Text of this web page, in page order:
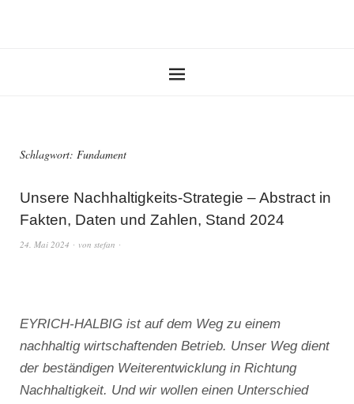
Schlagwort: Fundament
Unsere Nachhaltigkeits-Strategie – Abstract in
Fakten, Daten und Zahlen, Stand 2024
24. Mai 2024 von stefan
EYRICH-HALBIG ist auf dem Weg zu einem
nachhaltig wirtschaftenden Betrieb. Unser Weg dient
der beständigen Weiterentwicklung in Richtung
Nachhaltigkeit. Und wir wollen einen Unterschied